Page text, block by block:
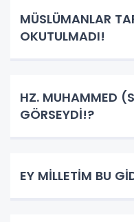
MÜSLÜMANLAR
OKUTULMADI!
HZ. MUHAMMED
GÖRSEYDİ!?
EY MİLLETİM BU